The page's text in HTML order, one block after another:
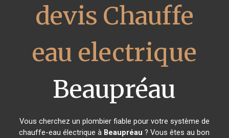
devis Chauffe
eau electrique
Beaupréau
Vous cherchez un plombier fiable pour votre système de
chauffe-eau électrique à Beaupréau ? Vous êtes au bon